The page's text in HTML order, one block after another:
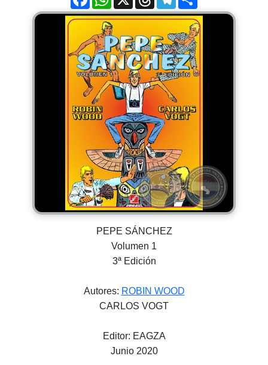
PEPE SÁNCHEZ
Volumen 1
3ª Edición
Autores: ROBIN WOOD
CARLOS VOGT
Editor: EAGZA
Junio 2020